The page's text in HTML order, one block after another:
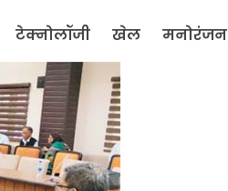
टेक्नोलॉजी खेल मनोरंजन